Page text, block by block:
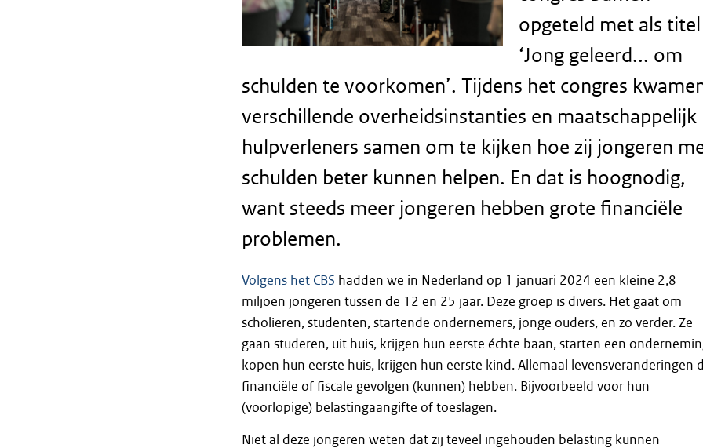
opgeteld met als titel
‘Jong geleerd... om
schulden te voorkomen’. Tijdens het congres
verschillende overheidsinstanties en maatschappelijk
hulpverleners samen om te kijken hoe zij jongeren
schulden beter kunnen helpen. En dat is hoognodig,
want steeds meer jongeren hebben grote financiële
problemen.
Volgens het CBS hadden we in Nederland op 1 januari 2024 een kleine 2,8
miljoen jongeren tussen de 12 en 25 jaar. Deze groep is divers. Het gaat om
scholieren, studenten, startende ondernemers, jonge ouders, en zo verder. Ze
gaan studeren, uit huis, krijgen hun eerste échte baan, starten een
kopen hun eerste huis, krijgen hun eerste kind. Allemaal levensveranderingen
financiële of fiscale gevolgen (kunnen) hebben. Bijvoorbeeld voor hun
(voorlopige) belastingaangifte of toeslagen.
Niet al deze jongeren weten dat zij teveel ingehouden belasting kunnen